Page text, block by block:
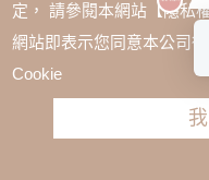
Care Bears-樂觀小熊
定， 請參閱本網站【隱私
網站即表示您同意本公司
Cookie